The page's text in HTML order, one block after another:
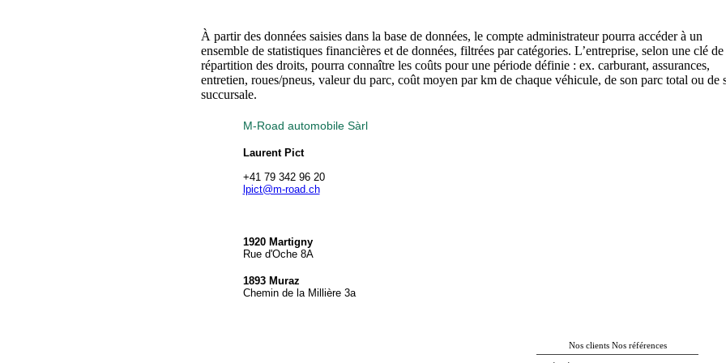
À partir des données saisies dans la base de données, le compte administrateur pourra accéder à un
ensemble de statistiques financières et de données, filtrées par catégories. L’entreprise, selon une clé de
répartition des droits, pourra connaître les coûts pour une période définie : ex. carburant, assurances,
entretien, roues/pneus, valeur du parc, coût moyen par km de chaque véhicule, de son parc total ou de
succursale.
M-Road automobile Sàrl
Laurent Pict
+41 79 342 96 20
lpict@m-road.ch
1920 Martigny
Rue d'Oche 8A
1893 Muraz
Chemin de la Millière 3a
Nos clients Nos références